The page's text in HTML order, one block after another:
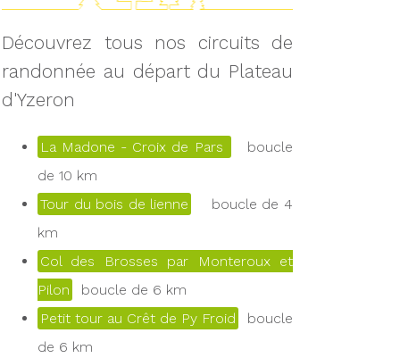
Découvrez tous nos circuits de
randonnée au départ du Plateau
d'Yzeron
La Madone - Croix de Pars
boucle
de 10 km
Tour du bois de lienne
boucle de 4
km
Col des Brosses par Monteroux et
Pilon
boucle de 6 km
Petit tour au Crêt de Py Froid
boucle
de 6 km